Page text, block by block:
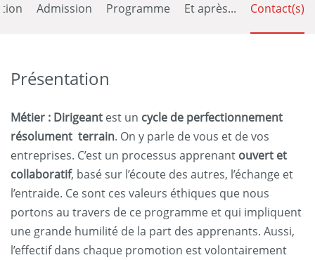
Admission Programme Et après... Contact(s)
Présentation
Métier : Dirigeant est un cycle de perfectionnement
résolument terrain. On y parle de vous et de vos
entreprises. C’est un processus apprenant ouvert et
collaboratif, basé sur l’écoute des autres, l’échange et
l’entraide. Ce sont ces valeurs éthiques que nous
portons au travers de ce programme et qui impliquent
une grande humilité de la part des apprenants. Aussi,
l’effectif dans chaque promotion est volontairement